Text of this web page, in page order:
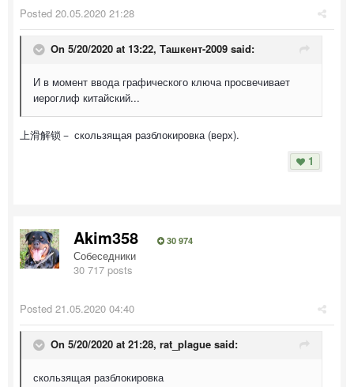
Posted 20.05.2020 21:28
On 5/20/2020 at 13:22, Ташкент-2009 said:
И в момент ввода графического ключа просвечивает
иероглиф китайский...
上滑解锁－ скользящая разблокировка (верх).
1
Akim358 30 974
Собеседники
30 717 posts
Posted 21.05.2020 04:40
On 5/20/2020 at 21:28, rat_plague said:
скользящая разблокировка